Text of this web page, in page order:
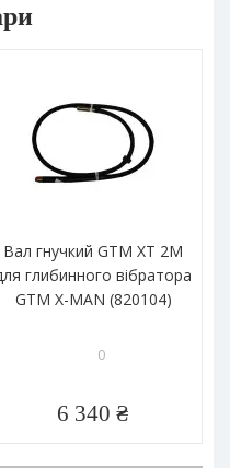
Вал гнучкий GTM XT 2M
глибинного вібратора
GTM X-MAN (820104)
0
6 340 ₴